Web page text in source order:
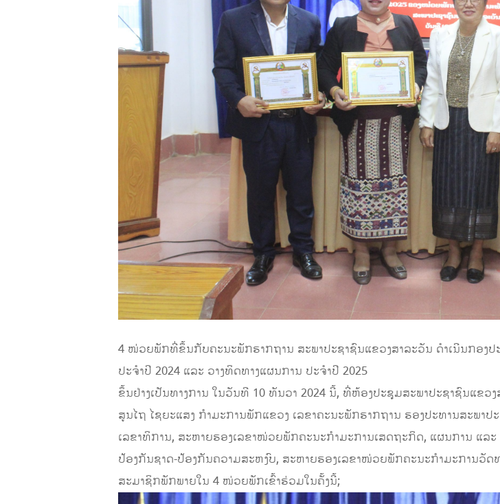
4 ໜ່ວຍພັກທີ່ຂຶ້ນກັບຄະນະພັກຮາກຖານ ສະພາປະຊາຊົນແຂວງສາລະວັນ ດໍາເນີນກອ
ປະຈໍາປີ 2024 ແລະ ວາງທິດທາງແຜນການ ປະຈໍາປີ 2025
ຂຶ້ນຢ່າງເປັນທາງການ ໃນວັນທີ 10 ທັນວາ 2024 ນີ້, ທີ່ຫ້ອງປະຊຸມສະພາປະຊາຊົນແຂວ
ສູນໄຖ ໄຊຍະແສງ ກໍາມະການພັກແຂວງ ເລຂາຄະນະພັກຮາກຖານ ຮອງປະທານສະພາ
ເລຂາທິການ, ສະຫາຍຮອງເລຂາໜ່ວຍພັກຄະນະກໍາມະການເສດຖະກິດ, ແຜນການ ແລ
ປ້ອງກັນຊາດ-ປ້ອງກັນຄວາມສະຫງົບ, ສະຫາຍຮອງເລຂາໜ່ວຍພັກຄະນະກໍາມະການວັ
ສະມາຊິກພັກພາຍໃນ 4 ໜ່ວຍພັກເຂົ້າຮ່ວມໃນຄັ້ງນີ້;